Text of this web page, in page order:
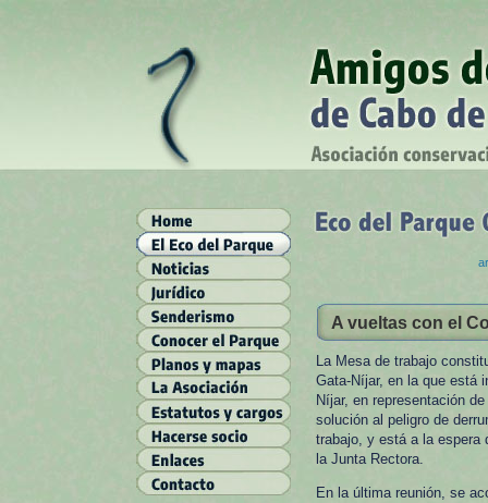
A vueltas con el
La Mesa de trabajo
Gata-Níjar, en la que está
Níjar, en representación
solución al peligro de
trabajo, y está a la espera
la Junta Rectora.
En la última reunión, se